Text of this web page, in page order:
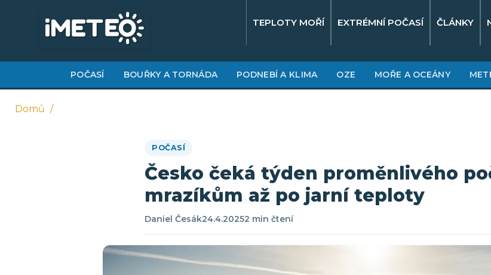
hlavnímu
TEPLOTY MOŘÍ EXTRÉMNÍ POČASÍ ČLÁNKY
POČASÍ BOUŘKY A TORNÁDA PODNEBÍ A KLIMA OZE MOŘE A OCEÁNY
Domů
POČASÍ
Česko čeká týden proměnlivého
mrazíkům až po jarní teploty
Daniel Česák24.4.20252 min čtení